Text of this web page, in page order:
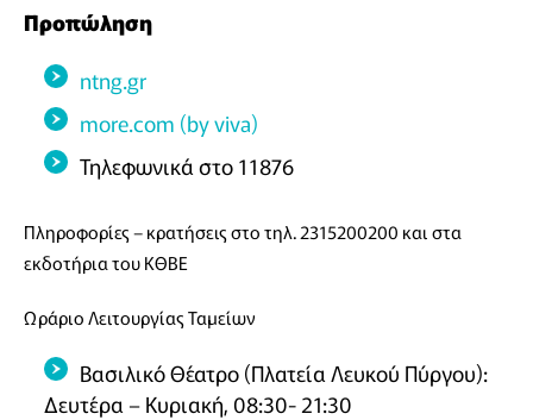
Προπώληση
ntng.gr
more.com (by viva)
Τηλεφωνικά στο 11876
Πληροφορίες – κρατήσεις στο τηλ. 2315200200 και στα
εκδοτήρια του ΚΘΒΕ
Ωράριο Λειτουργίας Ταμείων
Βασιλικό Θέατρο (Πλατεία Λευκού Πύργου):
Δευτέρα – Κυριακή, 08:30- 21:30